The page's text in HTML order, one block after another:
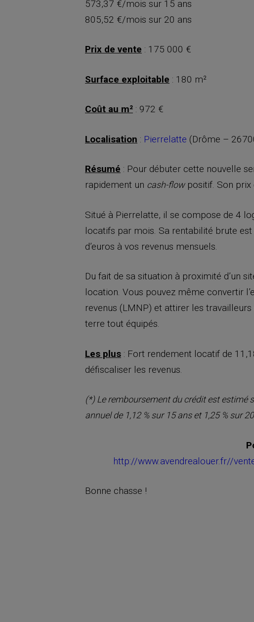
573,37 €/mois sur 15 ans
805,52 €/mois sur 20 ans
Prix de vente : 175 000 €
Surface exploitable : 180 m²
Coût au m² : 972 €
Localisation : Pierrelatte (Drôme –
Résumé : Pour débuter cette nouvelle
rapidement un cash-flowpositif. Son prix
Situé à Pierrelatte, il se compose de 4
locatifs par mois. Sa rentabilité brute est
d’euros à vos revenus mensuels.
Du fait de sa situation à proximité d’un
location. Vous pouvez même convertir
revenus (LMNP) et attirer les
terre tout équipés.
Les plus : Fort rendement locatif de
défiscaliser les revenus.
(*) Le remboursement du crédit est estimé
annuel de 1,12 % sur 15 ans et 1,25 % sur
http://www.avendrealouer.fr//
Bonne chasse !